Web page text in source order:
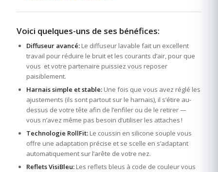
Voici quelques-uns de ses bénéfices:
Diffuseur avancé:Le diffuseur lavable fait un excellent
travail pour réduire le bruit et les courants d’air, pour que
vous et votre partenaire puissiez vous reposer
paisiblement.
Harnais simple et stable:Une fois que vous avez réglé les
ajustements (ils sont partout sur le harnais), il s’étire au-
dessus de votre tête afin de l’enfiler ou de le retirer —
vous n’avez même pas besoin d’utiliser les attaches !
Technologie RollFit:Le coussin en silicone souple vous
offre une adaptation précise et se scelle en s’adaptant
automatiquement sur l’arête de votre nez.
Reflets VisiBleu:Les reflets bleus à code de couleur vous